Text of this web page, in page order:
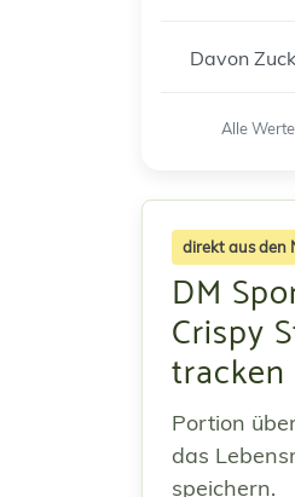
Davon
Alle
direkt aus den
DM
Crispy
tracken
Portion
das
speichern.